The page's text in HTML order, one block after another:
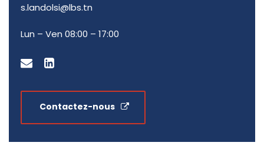
s.landolsi@lbs.tn
Lun – Ven 08:00 – 17:00
Contactez-nous